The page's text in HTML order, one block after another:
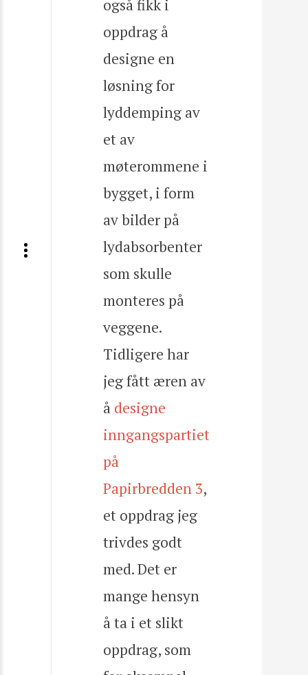
også fikk i
oppdrag å
designe en
løsning for
lyddemping av
et av
møterommene i
bygget, i form
av bilder på
lydabsorbenter
som skulle
monteres på
veggene.
Tidligere har
jeg fått æren av
å designe
inngangspartiet
på
Papirbredden 3,
et oppdrag jeg
trivdes godt
med. Det er
mange hensyn
å ta i et slikt
oppdrag, som